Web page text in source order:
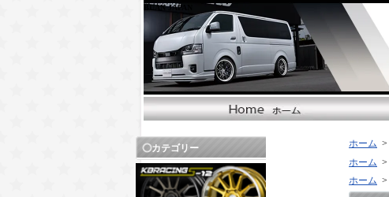
BUAN JAPAN
カテゴリー ホーム >
ホーム >
ホーム >